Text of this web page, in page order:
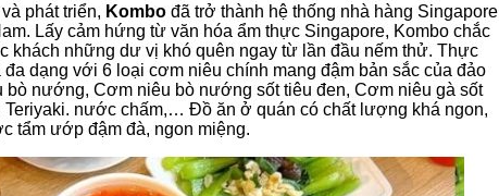
phát triển, Kombo đã trở thành hệ thống nhà hàng Singapore
Lấy cảm hứng từ văn hóa ẩm thực Singapore, Kombo chắc
khách những dư vị khó quên ngay từ lần đầu nếm thử. Thực
dạng với 6 loại cơm niêu chính mang đậm bản sắc của đảo
bò nướng, Cơm niêu bò nướng sốt tiêu đen, Cơm niêu gà sốt
nước chấm,… Đồ ăn ở quán có chất lượng khá ngon,
tẩm ướp đậm đà, ngon miệng.